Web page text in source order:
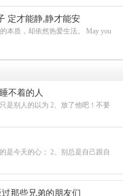
定才能静,静才能安
本质，却依然热爱生活。 May you
不着的人
是别人的以为 2、放了他吧！不要
是今天的心； 2、别总是自己跟自
那些兄弟的朋友们